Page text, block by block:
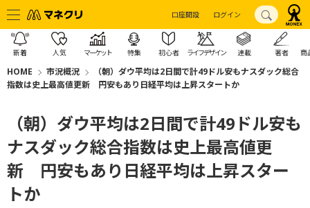
口座開設 ログイン
新着 人気 マーケット 特集 初心者 ライフデザイン 連載 著者 商
HOME 市況概況
（朝）ダウ平均は2日間で計49ドル安もナスダック総合
指数は史上最高値更新 円安もあり日経平均は上昇スタートか
（朝）ダウ平均は2日間で計49ドル安も
ナスダック総合指数は史上最高値更
新 円安もあり日経平均は上昇スター
トか